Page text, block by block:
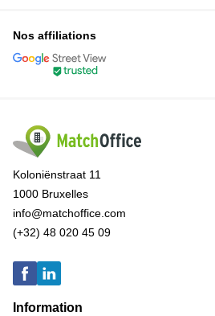
Nos affiliations
Koloniënstraat 11
1000 Bruxelles
info@matchoffice.com
(+32) 48 020 45 09
Information